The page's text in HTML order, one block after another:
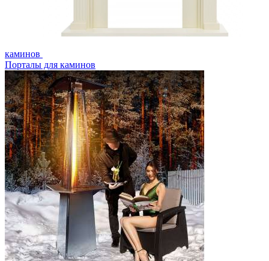
каминов
Порталы для каминов